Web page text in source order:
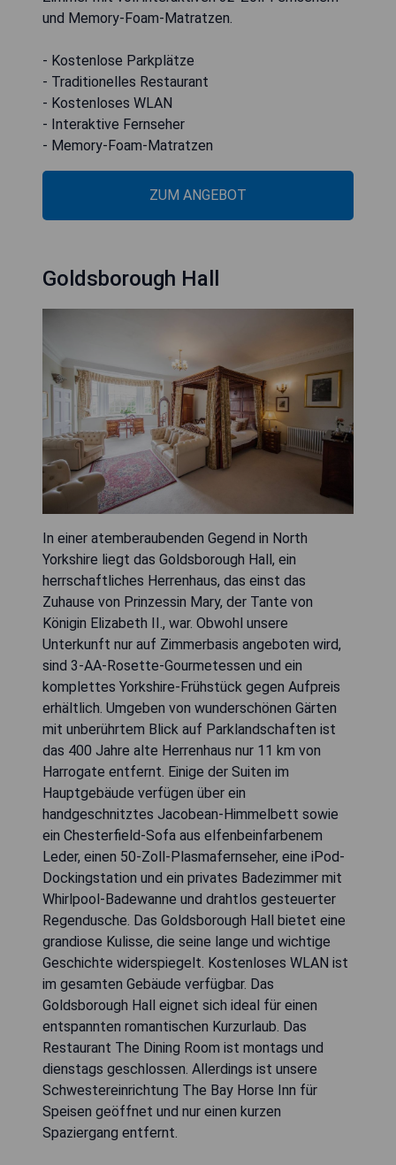
und Memory-Foam-Matratzen.
- Kostenlose Parkplätze
- Traditionelles Restaurant
- Kostenloses WLAN
- Interaktive Fernseher
- Memory-Foam-Matratzen
ZUM ANGEBOT
Goldsborough Hall
In einer atemberaubenden Gegend in North
Yorkshire liegt das Goldsborough Hall, ein
herrschaftliches Herrenhaus, das einst das
Zuhause von Prinzessin Mary, der Tante von
Königin Elizabeth II., war. Obwohl unsere
Unterkunft nur auf Zimmerbasis angeboten wird,
sind 3-AA-Rosette-Gourmetessen und ein
komplettes Yorkshire-Frühstück gegen Aufpreis
erhältlich. Umgeben von wunderschönen Gärten
mit unberührtem Blick auf Parklandschaften ist
das 400 Jahre alte Herrenhaus nur 11 km von
Harrogate entfernt. Einige der Suiten im
Hauptgebäude verfügen über ein
handgeschnitztes Jacobean-Himmelbett sowie
ein Chesterfield-Sofa aus elfenbeinfarbenem
Leder, einen 50-Zoll-Plasmafernseher, eine iPod-
Dockingstation und ein privates Badezimmer mit
Whirlpool-Badewanne und drahtlos gesteuerter
Regendusche. Das Goldsborough Hall bietet eine
grandiose Kulisse, die seine lange und wichtige
Geschichte widerspiegelt. Kostenloses WLAN ist
im gesamten Gebäude verfügbar. Das
Goldsborough Hall eignet sich ideal für einen
entspannten romantischen Kurzurlaub. Das
Restaurant The Dining Room ist montags und
dienstags geschlossen. Allerdings ist unsere
Schwestereinrichtung The Bay Horse Inn für
Speisen geöffnet und nur einen kurzen
Spaziergang entfernt.